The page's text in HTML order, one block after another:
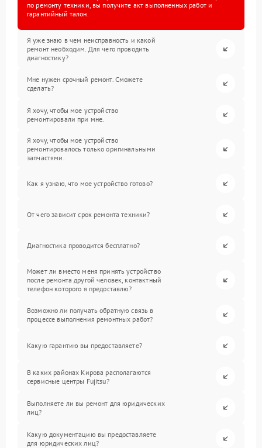
по ремонту техники, вы получите акт выполненных работ и
гарантийный талон.
Я уже знаю в чем неисправность и какой
ремонт необходим. Для чего проводить
диагностику?
Мне нужен срочный ремонт. Сможете
сделать?
Я хочу, чтобы мое устройство
ремонтировали при мне.
Я хочу, чтобы мое устройство
ремонтировалось только оригинальными
запчастями.
Как я узнаю, что мое устройство готово?
От чего зависит срок ремонта техники?
Диагностика проводится бесплатно?
Может ли вместо меня принять устройство
после ремонта другой человек, контактный
телефон которого я предоставлю?
Возможно ли получать обратную связь в
процессе выполнения ремонтных работ?
Какую гарантию вы предоставляете?
В каких районах Кирова располагаются
сервисные центры Fujitsu?
Выполняете ли вы ремонт для юридических
лиц?
Какую документацию вы предоставляете
для юридических лиц?